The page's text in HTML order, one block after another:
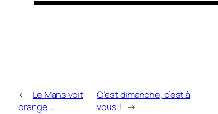
← Le Mans voit
orange …
C’est dimanche, c’est à
vous ! →